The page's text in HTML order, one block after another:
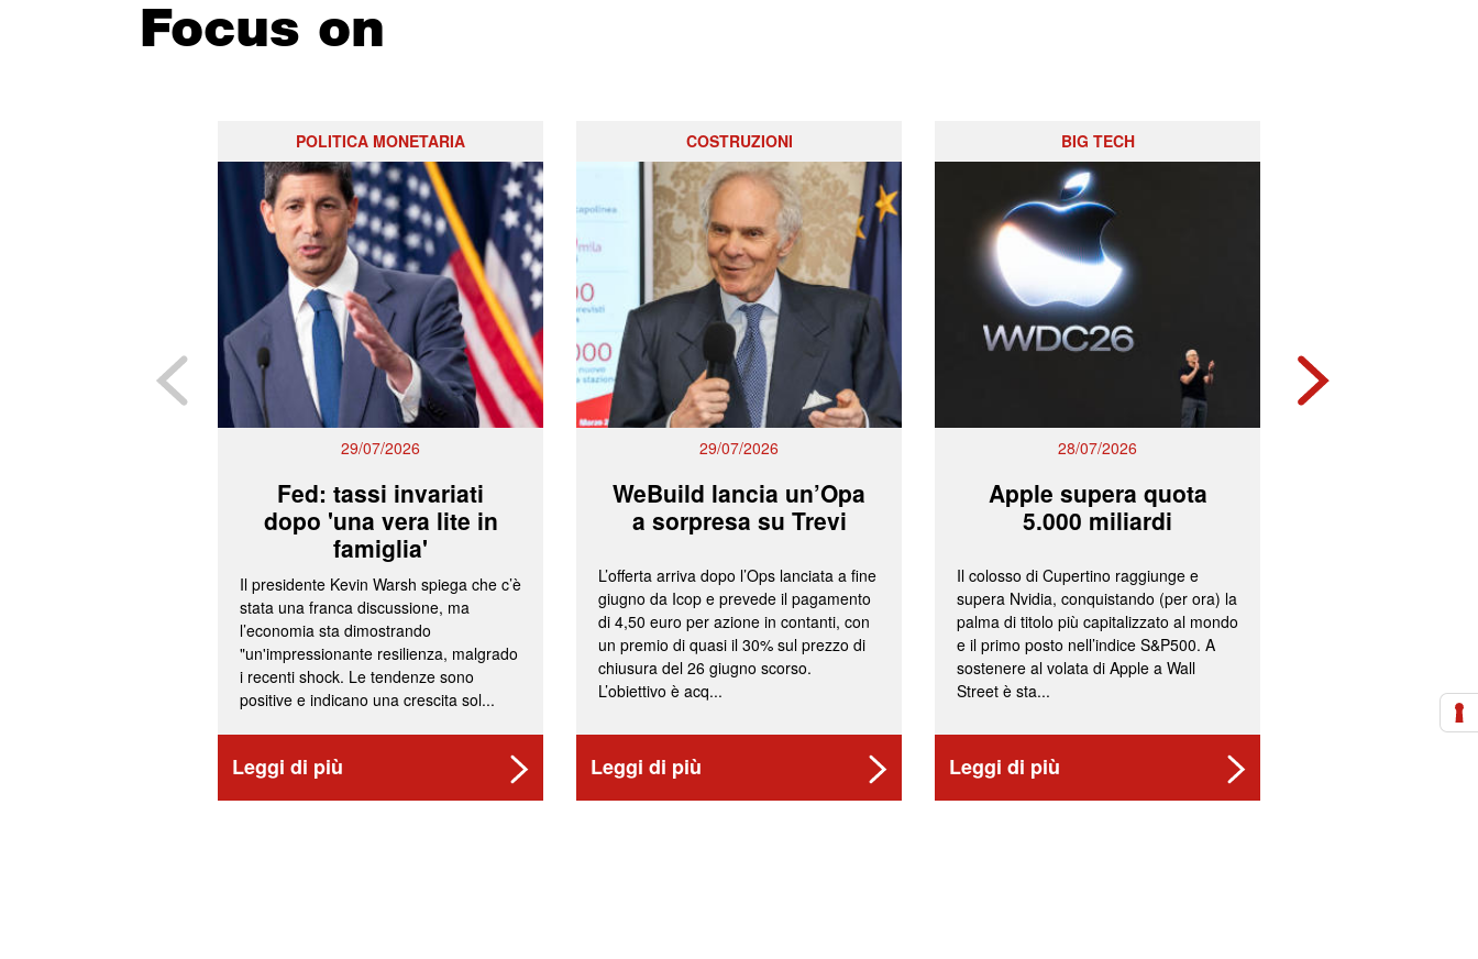
Focus on
POLITICA MONETARIA
29/07/2026
Fed: tassi invariati
dopo 'una vera lite in
famiglia'
Il presidente Kevin Warsh spiega che c’è
stata una franca discussione, ma
l’economia sta dimostrando
"un'impressionante resilienza, malgrado
i recenti shock. Le tendenze sono
positive e indicano una crescita sol...
Leggi di più
COSTRUZIONI
29/07/2026
WeBuild lancia un’Opa
a sorpresa su Trevi
L’offerta arriva dopo l’Ops lanciata a fine
giugno da Icop e prevede il pagamento
di 4,50 euro per azione in contanti, con
un premio di quasi il 30% sul prezzo di
chiusura del 26 giugno scorso.
L’obiettivo è acq...
Leggi di più
BIG TECH
28/07/2026
Apple supera quota
5.000 miliardi
Il colosso di Cupertino raggiunge e
supera Nvidia, conquistando (per ora) la
palma di titolo più capitalizzato al mondo
e il primo posto nell’indice S&P500. A
sostenere al volata di Apple a Wall
Street è sta...
Leggi di più
delle assemblee